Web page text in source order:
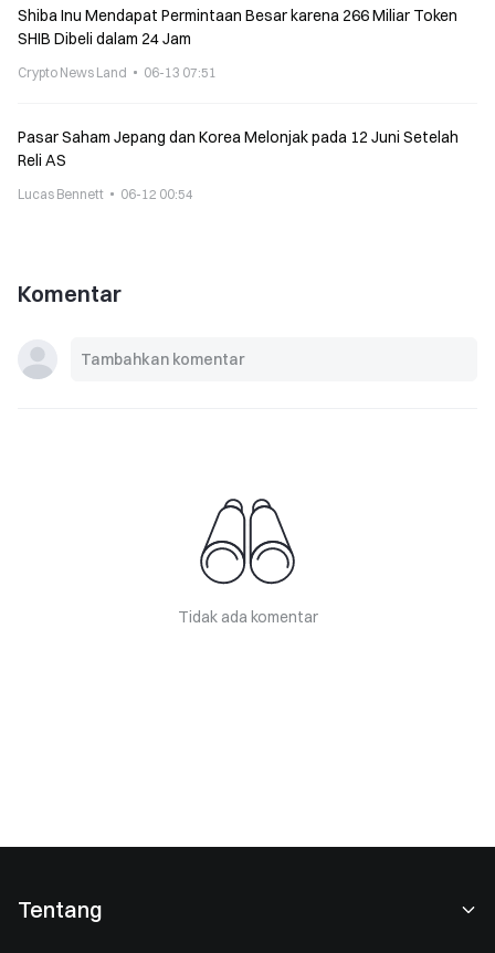
Shiba Inu Mendapat Permintaan Besar karena 266 Miliar Token
SHIB Dibeli dalam 24 Jam
Crypto News Land 06-13 07:51
Pasar Saham Jepang dan Korea Melonjak pada 12 Juni Setelah
Reli AS
Lucas Bennett 06-12 00:54
Komentar
Tidak ada komentar
Tentang